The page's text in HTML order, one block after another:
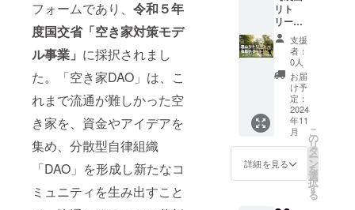
フォームであり、 令和５年
度国交省「空き家対策モデ
ル事業」 に採択されまし
た。「空き家DAO」は、こ
れまで流通が難しかった空
き家を、資金やアイデアを
集め、分散型自律組織
「DAO」を形成し新たなコ
ミュニティを生み出すこと
費や滞
在費は
各自で
ご負担
くださ
い。 ・
支援者
様との
連絡方
法：詳
細は
メール
でご連
りま
す。 ・
ご支援
いただ
くのは
個人さ
まで
も、会
社・お
店・グ
ループ
単位で
も歓迎
リト
リート
体験チ
ケット
（おに
ぎりラ
ンチ付
き、5月
～11月
定）】
・約半
日の体
験とな
りま
支援
者：
0人
お届
け予
定：
2024
年11
月
詳細を見る
こ
の
リ
タ
ー
ン
を
選
択
す
る